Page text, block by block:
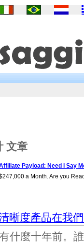
文章
Payload: Need I Say
a Month. Are you
晰度產品在我
什麼十年前。